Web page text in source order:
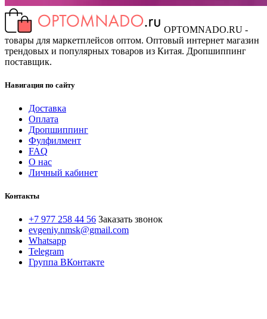
OPTOMNADO.RU -
товары для маркетплейсов оптом. Оптовый интернет магазин
трендовых и популярных товаров из Китая. Дропшиппинг
поставщик.
Навигация по сайту
Доставка
Оплата
Дропшиппинг
Фулфилмент
FAQ
О нас
Личный кабинет
Контакты
+7 977 258 44 56 Заказать звонок
evgeniy.nmsk@gmail.com
Whatsapp
Telegram
Группа ВКонтакте